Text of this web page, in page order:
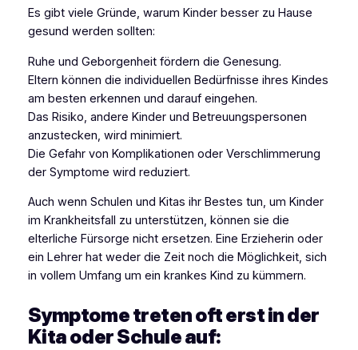
Es gibt viele Gründe, warum Kinder besser zu Hause
gesund werden sollten:
Ruhe und Geborgenheit fördern die Genesung.
Eltern können die individuellen Bedürfnisse ihres Kindes
am besten erkennen und darauf eingehen.
Das Risiko, andere Kinder und Betreuungspersonen
anzustecken, wird minimiert.
Die Gefahr von Komplikationen oder Verschlimmerung
der Symptome wird reduziert.
Auch wenn Schulen und Kitas ihr Bestes tun, um Kinder
im Krankheitsfall zu unterstützen, können sie die
elterliche Fürsorge nicht ersetzen. Eine Erzieherin oder
ein Lehrer hat weder die Zeit noch die Möglichkeit, sich
in vollem Umfang um ein krankes Kind zu kümmern.
Symptome treten oft erst in der
Kita oder Schule auf: